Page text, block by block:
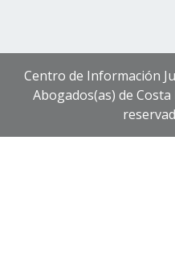
Centro de Información
Abogados(as) de